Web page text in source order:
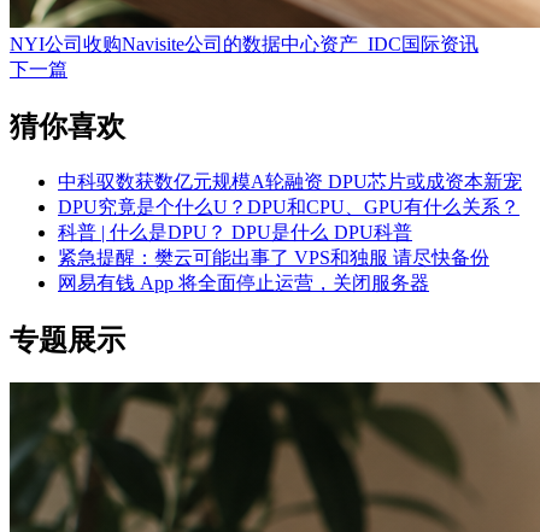
NYI公司收购Navisite公司的数据中心资产_IDC国际资讯
下一篇
猜你喜欢
中科驭数获数亿元规模A轮融资 DPU芯片或成资本新宠
DPU究竟是个什么U？DPU和CPU、GPU有什么关系？
科普 | 什么是DPU？ DPU是什么 DPU科普
紧急提醒：樊云可能出事了 VPS和独服 请尽快备份
网易有钱 App 将全面停止运营，关闭服务器
专题展示